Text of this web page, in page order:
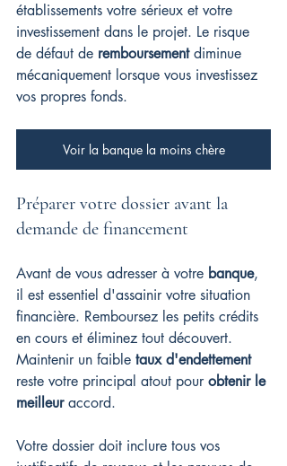
établissements votre sérieux et votre
investissement dans le projet. Le risque
de défaut de remboursement diminue
mécaniquement lorsque vous investissez
vos propres fonds.
Voir la banque la moins chère
Préparer votre dossier avant la
demande de financement
Avant de vous adresser à votre banque,
il est essentiel d'assainir votre situation
financière. Remboursez les petits crédits
en cours et éliminez tout découvert.
Maintenir un faible taux d'endettement
reste votre principal atout pour obtenir le
meilleur accord.
Votre dossier doit inclure tous vos